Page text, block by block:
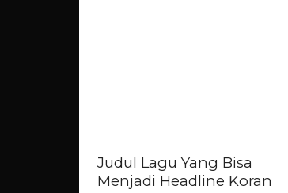
Judul Lagu Yang Bisa
Menjadi Headline Koran